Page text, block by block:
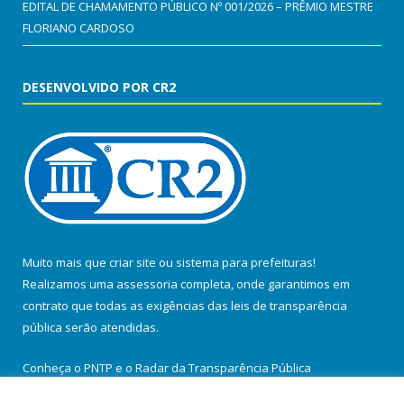
EDITAL DE CHAMAMENTO PÚBLICO Nº 001/2026 – PRÊMIO MESTRE
FLORIANO CARDOSO
DESENVOLVIDO POR CR2
Muito mais que criar site ou sistema para prefeituras!
Realizamos uma assessoria completa, onde garantimos em
contrato que todas as exigências das leis de transparência
pública serão atendidas.
Conheça o PNTP e o Radar da Transparência Pública